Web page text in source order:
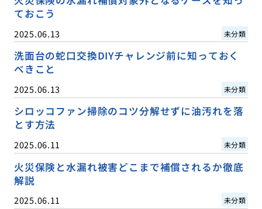
ておこう
2025.06.13 未分類
洗面台の蛇口交換DIYチャレンジ前に知っておく
べきこと
2025.06.13 未分類
シロッコファン掃除のコツ分解せずに油汚れを落
とす方法
2025.06.11 未分類
火災保険と水漏れ被害どこまで補償されるか徹底
解説
2025.06.11 未分類